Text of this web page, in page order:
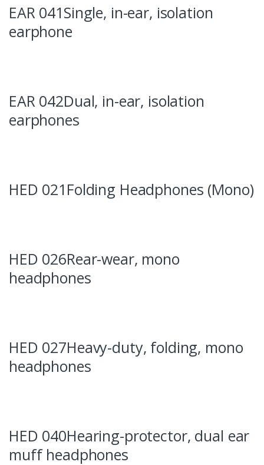
EAR 041Single, in-ear, isolation
earphone
EAR 042Dual, in-ear, isolation
earphones
HED 021Folding Headphones (Mono)
HED 026Rear-wear, mono
headphones
HED 027Heavy-duty, folding, mono
headphones
HED 040Hearing-protector, dual ear
muff headphones